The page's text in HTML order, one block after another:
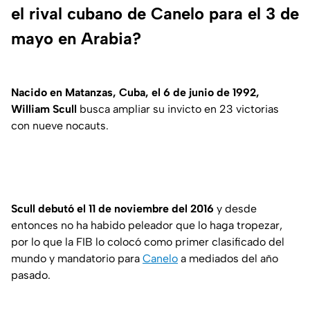
el rival cubano de Canelo para el 3 de
mayo en Arabia?
Nacido en Matanzas, Cuba, el 6 de junio de 1992,
William Scull busca ampliar su invicto en 23 victorias
con nueve nocauts.
Scull debutó el 11 de noviembre del 2016 y desde
entonces no ha habido peleador que lo haga tropezar,
por lo que la FIB lo colocó como primer clasificado del
mundo y mandatorio para Canelo a mediados del año
pasado.